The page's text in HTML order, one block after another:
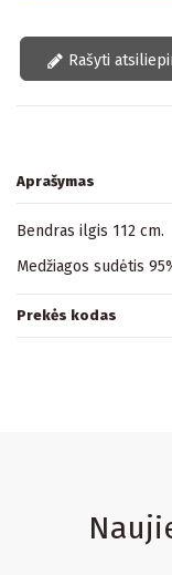
Rašyti
Aprašymas
Bendras ilgis 112 cm.
Medžiagos sudėtis
Prekės kodas